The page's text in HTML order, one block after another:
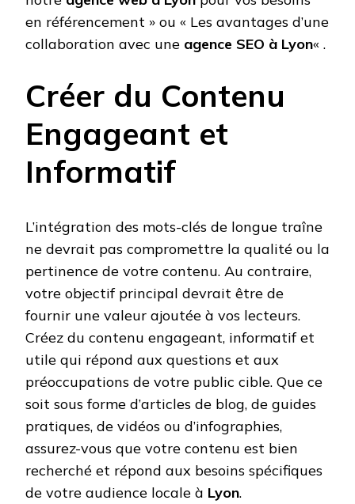
en référencement » ou « Les avantages d’une
collaboration avec une agence SEO à Lyon« .
Créer du Contenu
Engageant et
Informatif
L’intégration des mots-clés de longue traîne
ne devrait pas compromettre la qualité ou la
pertinence de votre contenu. Au contraire,
votre objectif principal devrait être de
fournir une valeur ajoutée à vos lecteurs.
Créez du contenu engageant, informatif et
utile qui répond aux questions et aux
préoccupations de votre public cible. Que ce
soit sous forme d’articles de blog, de guides
pratiques, de vidéos ou d’infographies,
assurez-vous que votre contenu est bien
recherché et répond aux besoins spécifiques
de votre audience locale à Lyon.